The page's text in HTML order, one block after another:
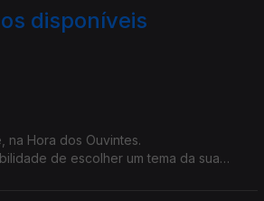
disponíveis
na Hora dos Ouvintes.
de escolher um tema da sua